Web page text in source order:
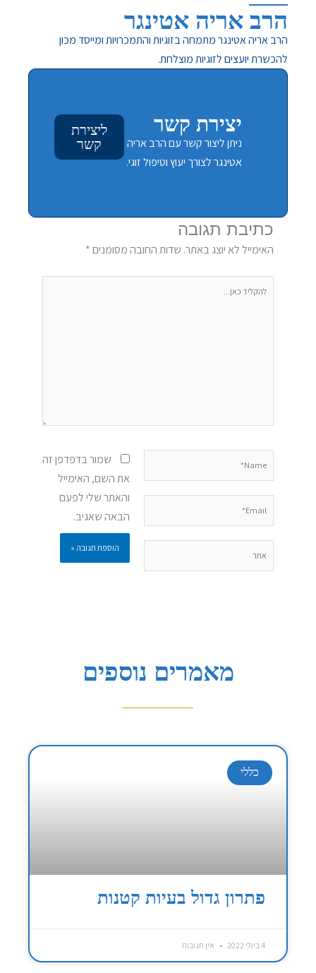
הרב אריה אטינגר
הרב אריה אטינגר מתמחה בזוגיות והתמכרויות ומייסד מכון
להכשרת יועצים לזוגיות מוצלחת.
יצירת קשר
ניתן ליצור קשר עם הרב אריה
אטינגר לצורך יעוץ וטיפול זוגי.
ליצירת
קשר
כתיבת תגובה
האימייל לא יוצג באתר. שדות החובה מסומנים*
להקליד
שמור בדפדפן זה
את השם, האימייל
והאתר שלי לפעם
הבאה שאגיב.
מאמרים נוספים
כללי
פתרון גדול בעיות קטנות
4 ביולי 2022 אין תגובות